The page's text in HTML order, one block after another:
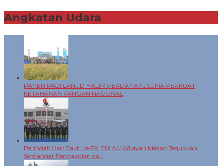
Angkatan Udara
PANEN PADI LANUD HALIM PERDANAKUSUMA PERKUAT
KETAHANAN PANGAN NASIONAL
Peringati Hari Bakti ke-79, TNI AU Wilayah Medan Teguhkan
Semangat Pengabdian da…